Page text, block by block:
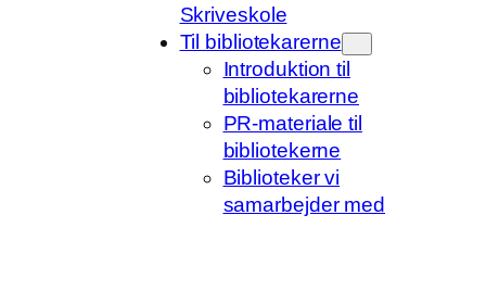
Skriveskole
Til bibliotekarerne
Introduktion til
bibliotekarerne
PR-materiale til
bibliotekerne
Biblioteker vi
samarbejder med